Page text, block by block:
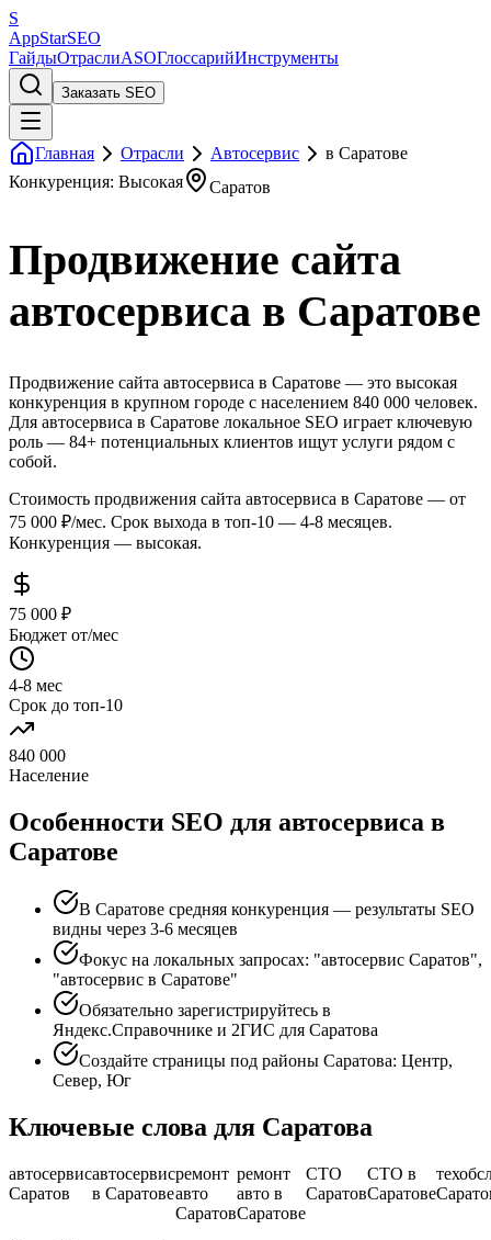
S
AppStarSEO
ГайдыОтраслиASOГлоссарийИнструменты
Заказать SEO
Главная Отрасли Автосервис
в Саратове
Конкуренция: Высокая
Саратов
Продвижение сайта
автосервиса в Саратове
Продвижение сайта автосервиса в Саратове — это высокая
конкуренция в крупном городе с населением 840 000 человек.
Для автосервиса в Саратове локальное SEO играет ключевую
роль — 84+ потенциальных клиентов ищут услуги рядом с
собой.
Стоимость продвижения сайта автосервиса в Саратове — от
75 000 ₽/мес. Срок выхода в топ-10 — 4-8 месяцев.
Конкуренция — высокая.
75 000 ₽
Бюджет от/мес
4-8 мес
Срок до топ-10
840 000
Население
Особенности SEO для автосервиса в
Саратове
В Саратове средняя конкуренция — результаты SEO
видны через 3-6 месяцев
Фокус на локальных запросах: "автосервис Саратов",
"автосервис в Саратове"
Обязательно зарегистрируйтесь в
Яндекс.Справочнике и 2ГИС для Саратова
Создайте страницы под районы Саратова: Центр,
Север, Юг
Ключевые слова для Саратова
автосервис
Саратов
автосервис
в Саратове
ремонт
авто
Саратов
ремонт
авто в
Саратове
СТО
Саратов
СТО в
Саратове